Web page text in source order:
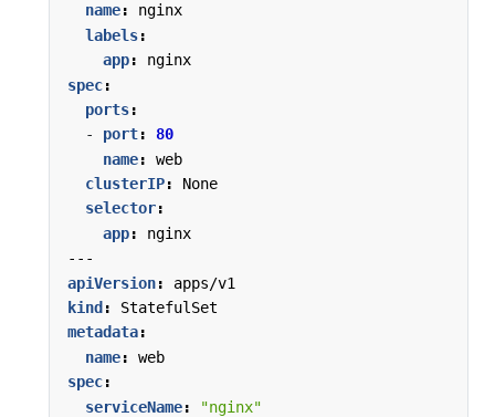
name:
nginx
labels:
app:
nginx
spec:
ports:
- port:
80
name:
web
clusterIP:
None
selector:
app:
nginx
---
apiVersion:
apps/v1
kind :
StatefulSet
metadata:
name:
web
spec:
serviceName:
"nginx"